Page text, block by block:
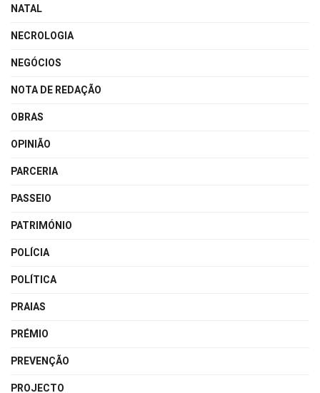
NATAL
NECROLOGIA
NEGÓCIOS
NOTA DE REDAÇÃO
OBRAS
OPINIÃO
PARCERIA
PASSEIO
PATRIMÓNIO
POLÍCIA
POLÍTICA
PRAIAS
PRÉMIO
PREVENÇÃO
PROJECTO